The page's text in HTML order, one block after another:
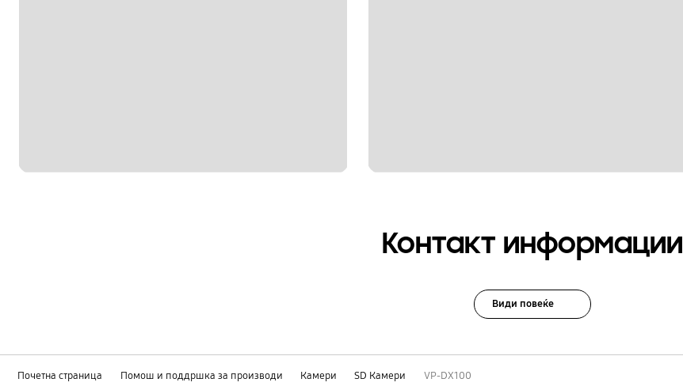
Контакт информации
Види повеќе
Почетна страница Помош и поддршка за производи Камери SD Камери VP-DX100